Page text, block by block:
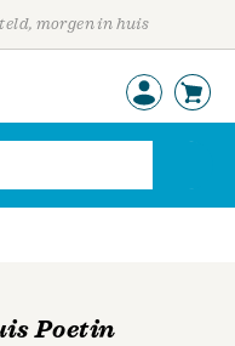
morgen in huis
Poetin